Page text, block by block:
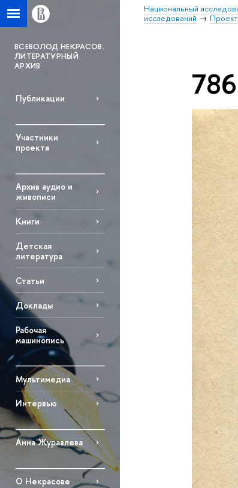
Национальный
исследований
ВСЕВОЛОД НЕКРАСОВ.
ЛИТЕРАТУРНЫЙ
АРХИВ
Публикации
Участники
проекта
Архив аудио и
живописи
Книги
Детская
литература
Статьи
Доклады
Рабочая
машинопись
Мультимедиа
Интервью
Анна Журавлева
О Некрасове